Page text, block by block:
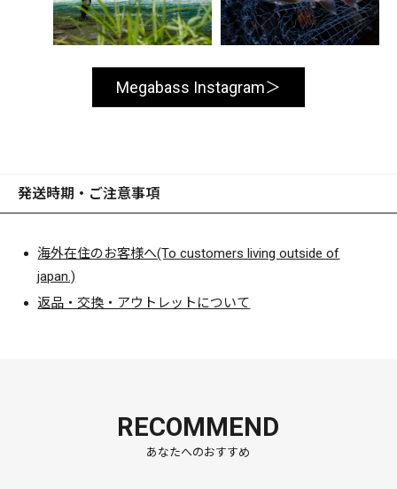
Megabass Instagram
発送時期・ご注意事項
海外在住のお客様へ(To customers living outside of
japan.)
返品・交換・アウトレットについて
RECOMMEND
あなたへのおすすめ